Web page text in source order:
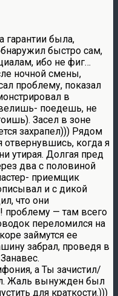
гарантии была,
быстро сам,
ибо не фиг…
ночной смены,
проблему, показал
в
поедешь, не
Засел в зоне
захрапел))) Рядом
отвернувшись, когда я
утирая. Долгая пред
два с половиной
приемщик
и с дикой
что они
— там всего
переломился на
займутся ее
забрал, проведя в
а Ты зачистил/
Жаль вынужден был
для краткости.)))